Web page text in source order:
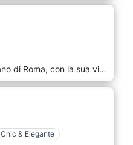
Entrando a Imàgo, il ristorante stellato panoramico di Hassler al 6° piano di Roma, con la sua vista unica sulla città, viene accolto da un bellissimo dipinto a grandezza naturale che riempie ogni finestra di questa spettacolare location amata dai romani e dagli ospiti internazionali nello stesso modo. Imàgo è un'intera esperienza di cucina raffinata a Roma. I piatti sono preparati e presentati con cura; i suoi menù variano a seconda della stagione. La varietà di ciò che presenta è pensata per ogni tipo di palato, un'esplosione di sapori che include gli abbinamenti più raffinati e la cucina tradizionale italiana, caratterizzata dagli ingredienti e dai profumi racchiusi nella ricca storia e cultura italiana.
Chic & Elegante